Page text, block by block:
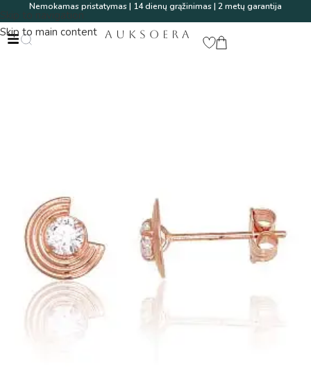
Skip to navigation
Skip to main content
Nemokamas pristatymas | 14 dienų grąžinimas | 2 metų garantija
AUKSOERA